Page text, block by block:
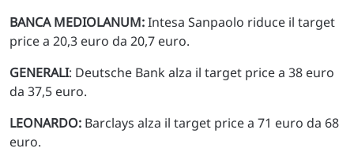
BANCA MEDIOLANUM:Intesa Sanpaolo riduce il target
price a 20,3 euro da 20,7 euro.
GENERALI: Deutsche Bank alza il target price a 38 euro
da 37,5 euro.
LEONARDO: Barclays alza il target price a 71 euro da 68
euro.